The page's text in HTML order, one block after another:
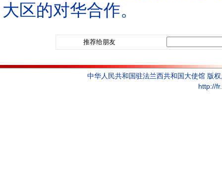
大区的对华合作。
推荐给朋友
中华人民共和国驻法兰西共和国大使馆 版
http://